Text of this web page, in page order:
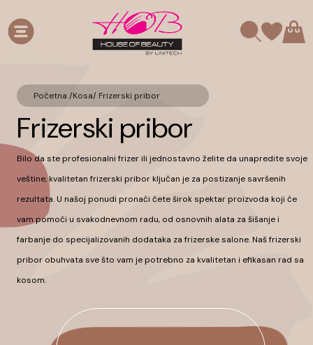
Početna /Kosa/ Frizerski pribor
Frizerski pribor
Bilo da ste profesionalni frizer ili jednostavno želite da unapredite svoje
veštine, kvalitetan frizerski pribor ključan je za postizanje savršenih
rezultata. U našoj ponudi pronaći ćete širok spektar proizvoda koji će
vam pomoći u svakodnevnom radu, od osnovnih alata za šišanje i
farbanje do specijalizovanih dodataka za frizerske salone. Naš frizerski
pribor obuhvata sve što vam je potrebno za kvalitetan i efikasan rad sa
kosom.